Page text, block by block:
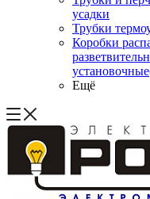
усадки
Трубки
Коробки
Ещё